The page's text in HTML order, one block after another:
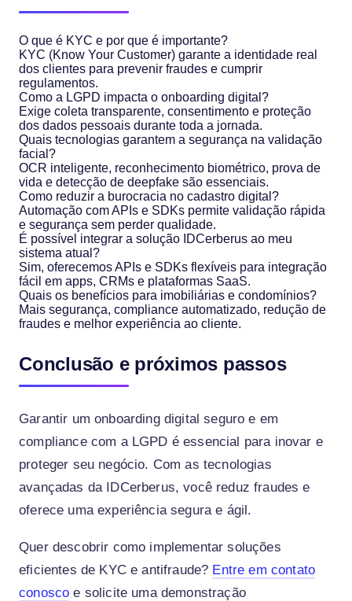
O que é KYC e por que é importante?
KYC (Know Your Customer) garante a identidade real
dos clientes para prevenir fraudes e cumprir
regulamentos.
Como a LGPD impacta o onboarding digital?
Exige coleta transparente, consentimento e proteção
dos dados pessoais durante toda a jornada.
Quais tecnologias garantem a segurança na validação
facial?
OCR inteligente, reconhecimento biométrico, prova de
vida e detecção de deepfake são essenciais.
Como reduzir a burocracia no cadastro digital?
Automação com APIs e SDKs permite validação rápida
e segurança sem perder qualidade.
É possível integrar a solução IDCerberus ao meu
sistema atual?
Sim, oferecemos APIs e SDKs flexíveis para integração
fácil em apps, CRMs e plataformas SaaS.
Quais os benefícios para imobiliárias e condomínios?
Mais segurança, compliance automatizado, redução de
fraudes e melhor experiência ao cliente.
Conclusão e próximos passos
Garantir um onboarding digital seguro e em
compliance com a LGPD é essencial para inovar e
proteger seu negócio. Com as tecnologias
avançadas da IDCerberus, você reduz fraudes e
oferece uma experiência segura e ágil.
Quer descobrir como implementar soluções
eficientes de KYC e antifraude? Entre em contato
conosco e solicite uma demonstração